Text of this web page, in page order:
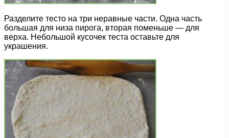
Разделите тесто на три неравные части. Одна часть
большая для низа пирога, вторая поменьше — для
верха. Небольшой кусочек теста оставьте для
украшения.